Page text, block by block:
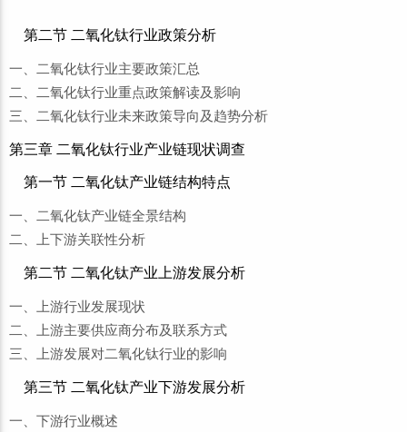
第二节 二氧化钛行业政策分析
一、二氧化钛行业主要政策汇总
二、二氧化钛行业重点政策解读及影响
三、二氧化钛行业未来政策导向及趋势分析
第三章 二氧化钛行业产业链现状调查
第一节 二氧化钛产业链结构特点
一、二氧化钛产业链全景结构
二、上下游关联性分析
第二节 二氧化钛产业上游发展分析
一、上游行业发展现状
二、上游主要供应商分布及联系方式
三、上游发展对二氧化钛行业的影响
第三节 二氧化钛产业下游发展分析
一、下游行业概述